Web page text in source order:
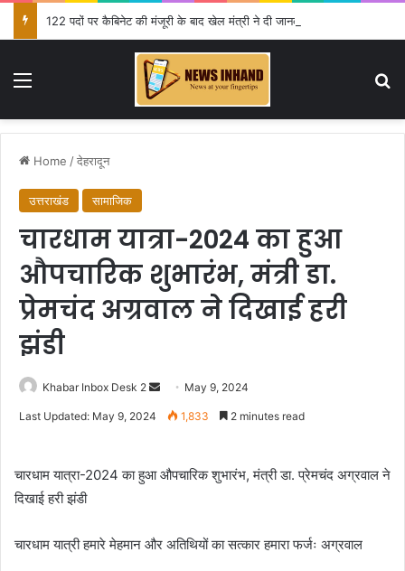
122 पदों पर कैबिनेट की मंजूरी के बाद खेल मंत्री ने दी जानकारी
Menu
Home /देहरादून
उत्तराखंड सामाजिक
चारधाम यात्रा-2024 का हुआ
औपचारिक शुभारंभ, मंत्री डा.
प्रेमचंद अग्रवाल ने दिखाई हरी
झंडी
Khabar Inbox Desk 2
Send May 9, 2024
Last Updated: May 9, 2024 1,833 2 minutes read
चारधाम यात्रा-2024 का हुआ औपचारिक शुभारंभ, मंत्री डा. प्रेमचंद अग्रवाल ने
दिखाई हरी झंडी
चारधाम यात्री हमारे मेहमान और अतिथियों का सत्कार हमारा फर्जः अग्रवाल